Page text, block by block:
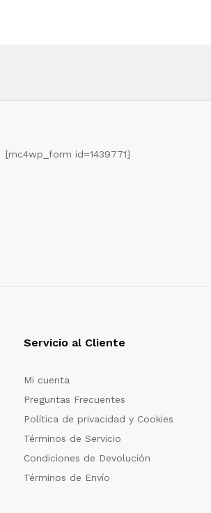
[mc4wp_form id=1439771]
Servicio al Cliente
Mi cuenta
Preguntas Frecuentes
Política de privacidad y Cookies
Términos de Servicio
Condiciones de Devolución
Términos de Envío